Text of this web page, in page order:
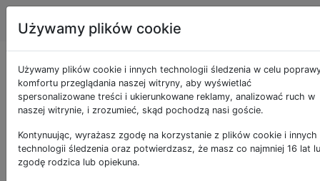
Apple Tagi
Wyłącz dźwięk
uruchamiania OS X
25 Jak mogę na
wyłączyć dźwięk
Używamy plików cookie
Używamy plików cookie i innych technologii śledzenia w celu
komfortu przeglądania naszej witryny, aby wyświetlać
spersonalizowane treści i ukierunkowane reklamy, analizować ruch w
naszej witrynie, i zrozumieć, skąd pochodzą nasi goście.
Kontynuując, wyrażasz zgodę na korzystanie z plików cookie i innych
technologii śledzenia oraz potwierdzasz, że masz co najmniej 16 lat
zgodę rodzica lub opiekuna.